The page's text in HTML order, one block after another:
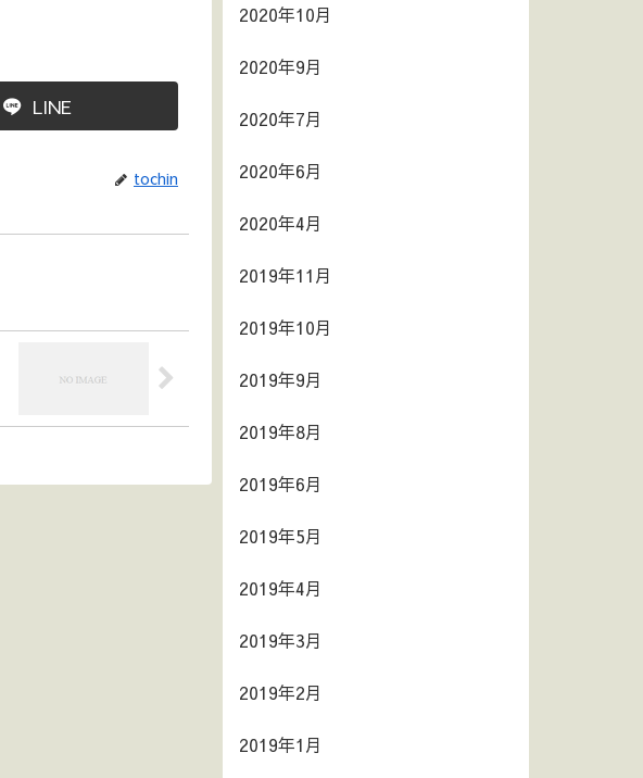
LINE
tochin
2020年10月
2020年9月
2020年7月
2020年6月
2020年4月
2019年11月
2019年10月
2019年9月
2019年8月
2019年6月
2019年5月
2019年4月
2019年3月
2019年2月
2019年1月